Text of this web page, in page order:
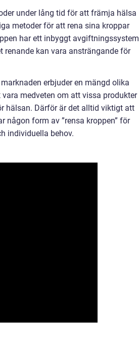
under lång tid för att främja hälsa
metoder för att rena sina kroppar
har ett inbyggt avgiftningssystem
renande kan vara ansträngande för
erbjuder en mängd olika
medveten om att vissa produkter
hälsan. Därför är det alltid viktigt att
någon form av ”rensa kroppen” för
individuella behov.